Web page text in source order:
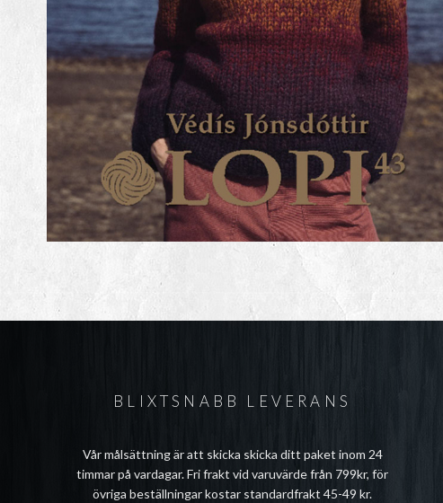
BLIXTSNABB LEVERANS
Vår målsättning är att skicka skicka ditt paket inom 24
timmar på vardagar. Fri frakt vid varuvärde från 799kr, för
övriga beställningar kostar standardfrakt 45-49 kr.